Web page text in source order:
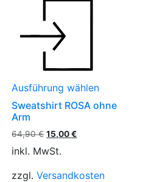
Ausführung wählen
können
werden
Sweatshirt ROSA ohne
Arm
64,90€ Ursprünglicher
Preis
war:
64,90 €
15,00€Aktueller
inkl. MwSt.
zzgl.Versandkosten